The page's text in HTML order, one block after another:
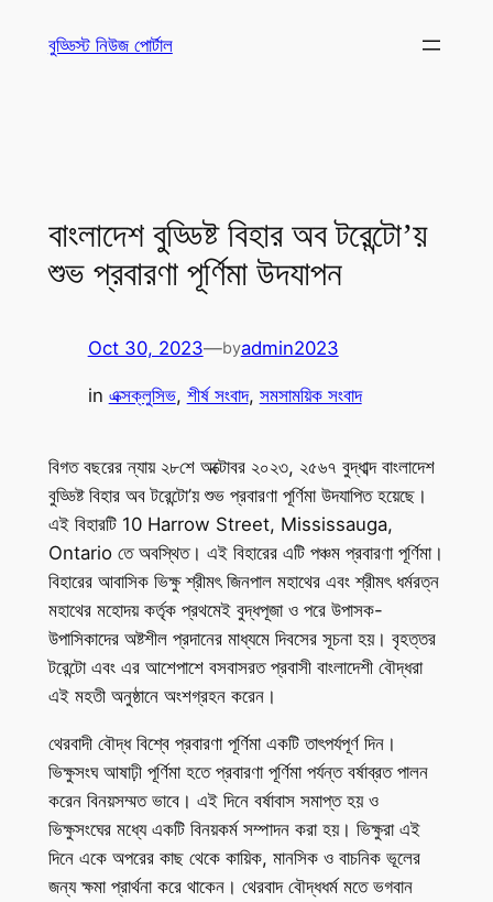
বুড্ডিস্ট নিউজ পোর্টাল
বাংলাদেশ বুড্ডিষ্ট বিহার অব টরেন্টো’য়
শুভ প্রবারণা পূর্ণিমা উদযাপন
Oct 30, 2023—byadmin2023
in এক্সক্লুসিভ, শীর্ষ সংবাদ, সমসাময়িক সংবাদ
বিগত বছরের ন্যায় ২৮শে অক্টোবর ২০২৩, ২৫৬৭ বুদ্ধাব্দ বাংলাদেশ
বুড্ডিষ্ট বিহার অব টরেন্টো’য় শুভ প্রবারণা পূর্ণিমা উদযাপিত হয়েছে।
এই বিহারটি 10 Harrow Street, Mississauga,
Ontario তে অবস্থিত। এই বিহারের এটি পঞ্চম প্রবারণা পূর্ণিমা।
বিহারের আবাসিক ভিক্ষু শ্রীমৎ জিনপাল মহাথের এবং শ্রীমৎ ধর্মরত্ন
মহাথের মহোদয় কর্তৃক প্রথমেই বুদ্ধপূজা ও পরে উপাসক-
উপাসিকাদের অষ্টশীল প্রদানের মাধ্যমে দিবসের সূচনা হয়। বৃহত্তর
টরেন্টো এবং এর আশেপাশে বসবাসরত প্রবাসী বাংলাদেশী বৌদ্ধরা
এই মহতী অনুষ্ঠানে অংশগ্রহন করেন।
থেরবাদী বৌদ্ধ বিশ্বে প্রবারণা পূর্ণিমা একটি তাৎপর্যপূর্ণ দিন।
ভিক্ষুসংঘ আষাঢ়ী পূর্ণিমা হতে প্রবারণা পূর্ণিমা পর্যন্ত বর্ষাব্রত পালন
করেন বিনয়সম্মত ভাবে। এই দিনে বর্ষাবাস সমাপ্ত হয় ও
ভিক্ষুসংঘের মধ্যে একটি বিনয়কর্ম সম্পাদন করা হয়। ভিক্ষুরা এই
দিনে একে অপরের কাছ থেকে কায়িক, মানসিক ও বাচনিক ভূলের
জন্য ক্ষমা প্রার্থনা করে থাকেন। থেরবাদ বৌদ্ধধর্ম মতে ভগবান